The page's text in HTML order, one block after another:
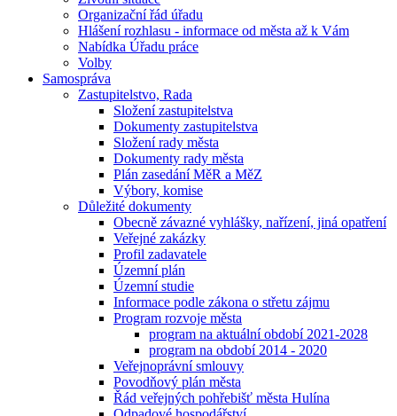
Organizační řád úřadu
Hlášení rozhlasu - informace od města až k Vám
Nabídka Úřadu práce
Volby
Samospráva
Zastupitelstvo, Rada
Složení zastupitelstva
Dokumenty zastupitelstva
Složení rady města
Dokumenty rady města
Plán zasedání MěR a MěZ
Výbory, komise
Důležité dokumenty
Obecně závazné vyhlášky, nařízení, jiná opatření
Veřejné zakázky
Profil zadavatele
Územní plán
Územní studie
Informace podle zákona o střetu zájmu
Program rozvoje města
program na aktuální období 2021-2028
program na období 2014 - 2020
Veřejnoprávní smlouvy
Povodňový plán města
Řád veřejných pohřebišť města Hulína